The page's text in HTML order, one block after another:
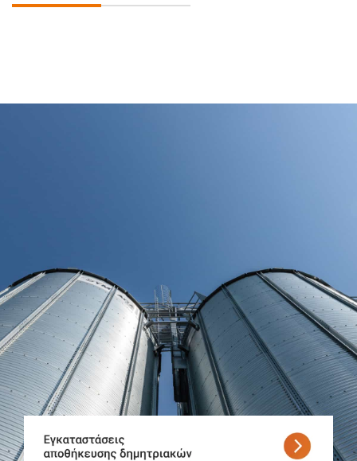
Αποθήκευση
Ξήρανση
Διακίνηση προϊόντος
Ψύξη
Προκαθαρισμός